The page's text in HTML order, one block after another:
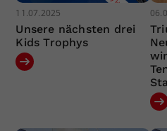
11.07.2025
Unsere nächsten drei
Kids Trophys